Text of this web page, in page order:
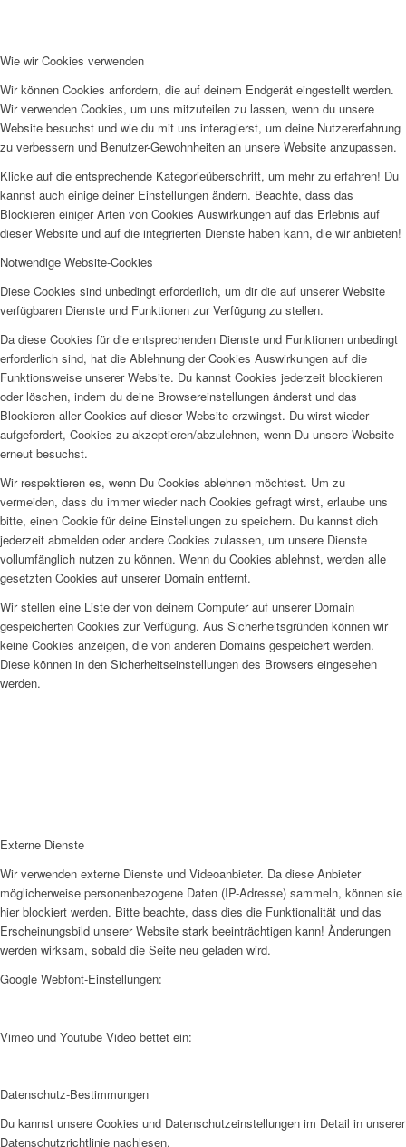
Wie wir Cookies verwenden
Wir können Cookies anfordern, die auf deinem Endgerät eingestellt werden.
Wir verwenden Cookies, um uns mitzuteilen zu lassen, wenn du unsere
Website besuchst und wie du mit uns interagierst, um deine Nutzererfahrung
zu verbessern und Benutzer-Gewohnheiten an unsere Website anzupassen.
Klicke auf die entsprechende Kategorieüberschrift, um mehr zu erfahren! Du
kannst auch einige deiner Einstellungen ändern. Beachte, dass das
Blockieren einiger Arten von Cookies Auswirkungen auf das Erlebnis auf
dieser Website und auf die integrierten Dienste haben kann, die wir anbieten!
Notwendige Website-Cookies
Diese Cookies sind unbedingt erforderlich, um dir die auf unserer Website
verfügbaren Dienste und Funktionen zur Verfügung zu stellen.
Da diese Cookies für die entsprechenden Dienste und Funktionen unbedingt
erforderlich sind, hat die Ablehnung der Cookies Auswirkungen auf die
Funktionsweise unserer Website. Du kannst Cookies jederzeit blockieren
oder löschen, indem du deine Browsereinstellungen änderst und das
Blockieren aller Cookies auf dieser Website erzwingst. Du wirst wieder
aufgefordert, Cookies zu akzeptieren/abzulehnen, wenn Du unsere Website
erneut besuchst.
Wir respektieren es, wenn Du Cookies ablehnen möchtest. Um zu
vermeiden, dass du immer wieder nach Cookies gefragt wirst, erlaube uns
bitte, einen Cookie für deine Einstellungen zu speichern. Du kannst dich
jederzeit abmelden oder andere Cookies zulassen, um unsere Dienste
vollumfänglich nutzen zu können. Wenn du Cookies ablehnst, werden alle
gesetzten Cookies auf unserer Domain entfernt.
Wir stellen eine Liste der von deinem Computer auf unserer Domain
gespeicherten Cookies zur Verfügung. Aus Sicherheitsgründen können wir
keine Cookies anzeigen, die von anderen Domains gespeichert werden.
Diese können in den Sicherheitseinstellungen des Browsers eingesehen
werden.
Externe Dienste
Wir verwenden externe Dienste und Videoanbieter. Da diese Anbieter
möglicherweise personenbezogene Daten (IP-Adresse) sammeln, können sie
hier blockiert werden. Bitte beachte, dass dies die Funktionalität und das
Erscheinungsbild unserer Website stark beeinträchtigen kann! Änderungen
werden wirksam, sobald die Seite neu geladen wird.
Google Webfont-Einstellungen:
Vimeo und Youtube Video bettet ein:
Datenschutz-Bestimmungen
Du kannst unsere Cookies und Datenschutzeinstellungen im Detail in unserer
Datenschutzrichtlinie nachlesen.